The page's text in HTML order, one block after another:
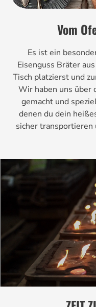
Vom
Es ist ein
Eisenguss Bräter
Tisch platzierst und
Wir haben uns über
gemacht und
denen du dein
sicher transportieren